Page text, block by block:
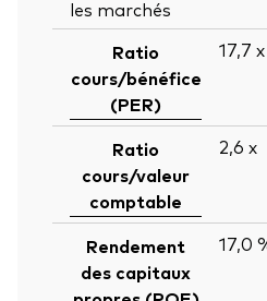
les marchés
Ratio
cours/bénéfice
(PER)
17,7 x
Ratio
cours/valeur
comptable
2,6 x
Rendement
des capitaux
17,0